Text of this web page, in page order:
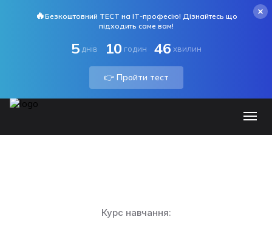
🔥Безкоштовний ТЕСТ на ІТ-професію! Дізнайтесь що
підходить саме вам!
5 днів 10 годин 45 хвилин
👉 Пройти тест
Курс навчання: